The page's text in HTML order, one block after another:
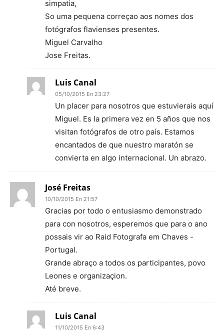
simpatia,
So uma pequena correçao aos nomes dos
fotógrafos flavienses presentes.
Miguel Carvalho
Jose Freitas.
Luis Canal
05/10/2015 En 23:27
Un placer para nosotros que estuvierais aquí
Miguel. Es la primera vez en 5 años que nos
visitan fotógrafos de otro país. Estamos
encantados de que nuestro maratón se
convierta en algo internacional. Un abrazo.
José Freitas
10/10/2015 En 21:57
Gracias por todo o entusiasmo demonstrado
para con nosotros, esperemos que para o ano
possais vir ao Raid Fotografa em Chaves -
Portugal.
Grande abraço a todos os participantes, povo
Leones e organizaçion.
Até breve.
Luis Canal
11/10/2015 En 6:43